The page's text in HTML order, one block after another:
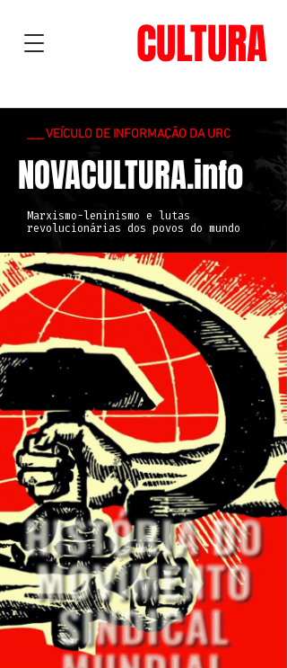
CULTURA
___ VEÍCULO DE INFORMAÇÃO DA URC
NOVACULTURA.info
Marxismo-leninismo e lutas
revolucionárias dos povos do mundo